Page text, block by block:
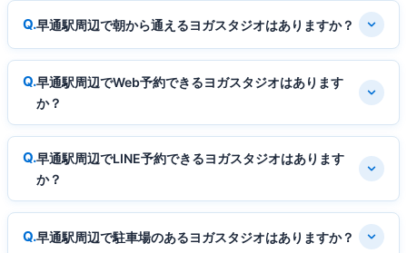
早通駅周辺で朝から通えるヨガスタジオはありますか？
早通駅周辺でWeb予約できるヨガスタジオはあります
か？
早通駅周辺でLINE予約できるヨガスタジオはあります
か？
早通駅周辺で駐車場のあるヨガスタジオはありますか？